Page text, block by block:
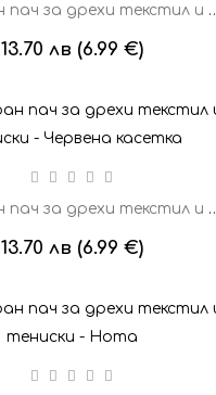
Бродиран пач за дрехи
13.70 лв (6.99 €)
Бродиран пач за дрехи
13.70 лв (6.99 €)